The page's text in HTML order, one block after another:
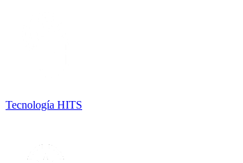
Tecnología HITS